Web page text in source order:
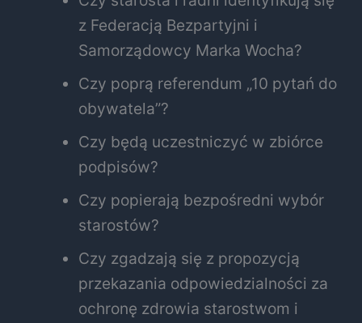
z Federacją Bezpartyjni i
Samorządowcy Marka Wocha?
Czy poprą referendum „10 pytań do
obywatela”?
Czy będą uczestniczyć w zbiórce
podpisów?
Czy popierają bezpośredni wybór
starostów?
Czy zgadzają się z propozycją
przekazania odpowiedzialności za
ochronę zdrowia starostwom i